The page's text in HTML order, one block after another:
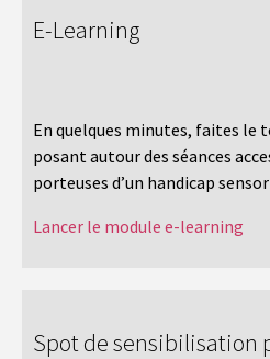
E-Learning
En quelques minutes, faites le
posant autour des séances
porteuses d’un handicap
Lancer le module e-learning
Spot de sensibilisation